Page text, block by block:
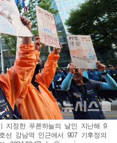
지정한 푸른하늘의 날인 지난해 9
선 강남역 인근에서 907 기후정의